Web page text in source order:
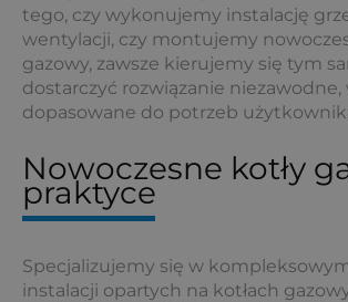
tego, czy wykonujemy instalację
wentylacji, czy montujemy
gazowy, zawsze kierujemy się tym
dostarczyć rozwiązanie niezawodne,
dopasowane do potrzeb
Nowoczesne kotły
praktyce
Specjalizujemy się w
instalacji opartych na kotłach